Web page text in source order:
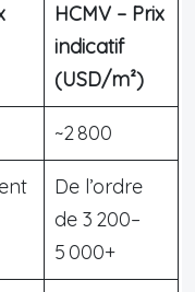
HCMV – Prix
indicatif
(USD/m²)
~2 800
De l’ordre
de 3 200–
5 000+